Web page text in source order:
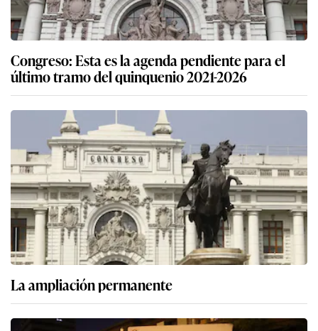
Congreso: Esta es la agenda pendiente para el
último tramo del quinquenio 2021-2026
La ampliación permanente